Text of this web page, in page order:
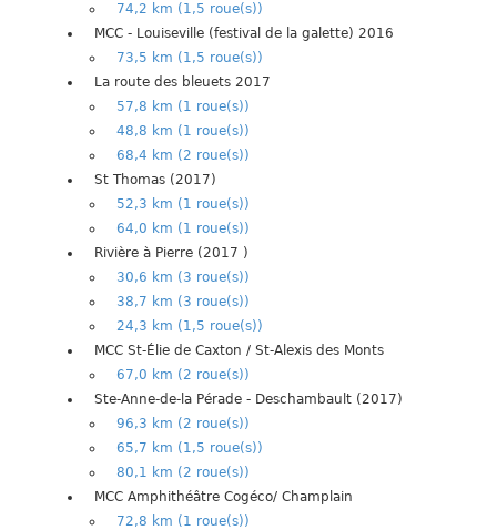
74,2 km (1,5 roue(s))
MCC - Louiseville (festival de la galette) 2016
73,5 km (1,5 roue(s))
La route des bleuets 2017
57,8 km (1 roue(s))
48,8 km (1 roue(s))
68,4 km (2 roue(s))
St Thomas (2017)
52,3 km (1 roue(s))
64,0 km (1 roue(s))
Rivière à Pierre (2017 )
30,6 km (3 roue(s))
38,7 km (3 roue(s))
24,3 km (1,5 roue(s))
MCC St-Élie de Caxton / St-Alexis des Monts
67,0 km (2 roue(s))
Ste-Anne-de-la Pérade - Deschambault (2017)
96,3 km (2 roue(s))
65,7 km (1,5 roue(s))
80,1 km (2 roue(s))
MCC Amphithéâtre Cogéco/ Champlain
72,8 km (1 roue(s))